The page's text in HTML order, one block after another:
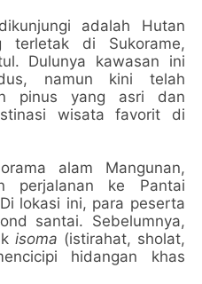
adalah Hutan
terletak di Sukorame,
Dulunya kawasan ini
namun kini telah
pinus yang asri dan
wisata favorit di
alam Mangunan,
perjalanan ke Pantai
lokasi ini, para peserta
santai. Sebelumnya,
isoma (istirahat, sholat,
hidangan khas